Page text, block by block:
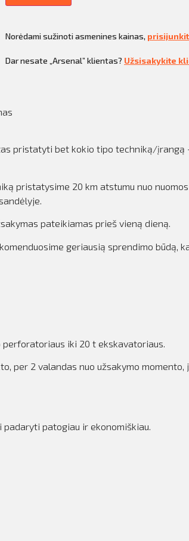
Norėdami sužinoti asmenines kainas,
Dar nesate „Arsenal” klientas? Užsisakykite
pristatyti bet kokio tipo techniką/įrangą
pristatysime 20 km atstumu nuo
pateikiamas prieš vieną dieną.
geriausią sprendimo būdą,
iki 20 t ekskavatoriaus.
per 2 valandas nuo užsakymo
patogiau ir ekonomiškiau.